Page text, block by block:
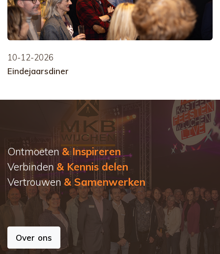
10-12-2026
Eindejaarsdiner
Ontmoeten & Inspireren
Verbinden & Kennis delen
Vertrouwen & Samenwerken
Over ons